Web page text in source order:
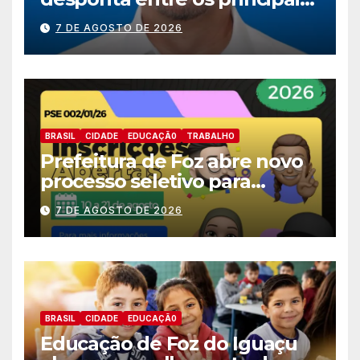
nomes do União Brasil para
deputado estadual
7 DE AGOSTO DE 2026
BRASIL CIDADE EDUCAÇÃ0 TRABALHO
Prefeitura de Foz abre novo
processo seletivo para
estagiários
7 DE AGOSTO DE 2026
BRASIL CIDADE EDUCAÇÃ0
Educação de Foz do Iguaçu